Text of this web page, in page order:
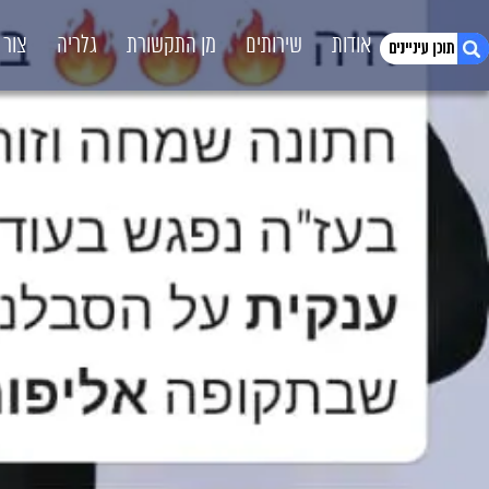
2. החתונות המטורפות בישראל
דף הבית אודות שירותים מן התקשורת גלריה